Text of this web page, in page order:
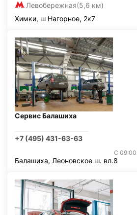
Левобережная(5,6 км)
Химки, ш Нагорное, 2к7
Сервис Балашиха
+7 (495) 431-63-63
С 09:00
Балашиха, Леоновское ш. вл.8